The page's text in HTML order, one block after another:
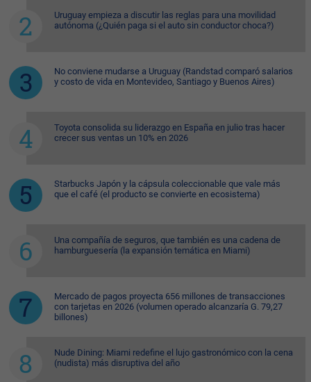
Uruguay empieza a discutir las reglas para una movilidad
autónoma (¿Quién paga si el auto sin conductor choca?)
No conviene mudarse a Uruguay (Randstad comparó salarios
y costo de vida en Montevideo, Santiago y Buenos Aires)
Toyota consolida su liderazgo en España en julio tras hacer
crecer sus ventas un 10% en 2026
Starbucks Japón y la cápsula coleccionable que vale más
que el café (el producto se convierte en ecosistema)
Una compañía de seguros, que también es una cadena de
hamburguesería (la expansión temática en Miami)
Mercado de pagos proyecta 656 millones de transacciones
con tarjetas en 2026 (volumen operado alcanzaría G. 79,27
billones)
Nude Dining: Miami redefine el lujo gastronómico con la cena
(nudista) más disruptiva del año